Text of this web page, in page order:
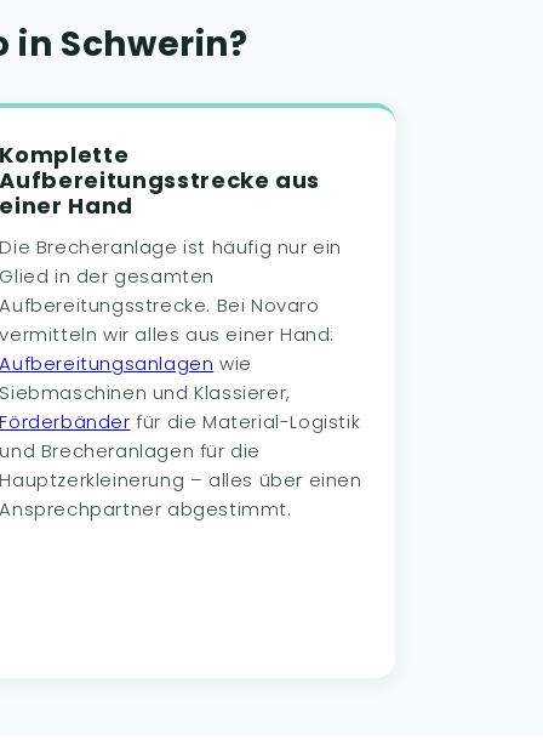
Schwerin?
Komplette
Aufbereitungsstrecke aus
einer Hand
Die Brecheranlage ist häufig nur ein
Glied in der gesamten
Aufbereitungsstrecke. Bei Novaro
vermitteln wir alles aus einer Hand:
Aufbereitungsanlagen wie
Siebmaschinen und Klassierer,
Förderbänder für die Material-Logistik
und Brecheranlagen für die
Hauptzerkleinerung – alles über einen
Ansprechpartner abgestimmt.